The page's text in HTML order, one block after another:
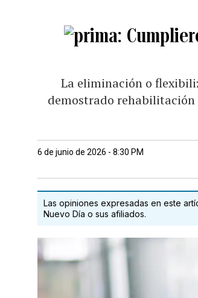
La eliminación o
demostrado
6 de junio de 2026 - 8:30 PM
Las opiniones expresadas en este
Nuevo Día o sus afiliados.